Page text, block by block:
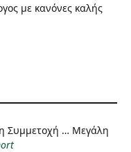
με κανόνες καλής
Συμμετοχή … Μεγάλη